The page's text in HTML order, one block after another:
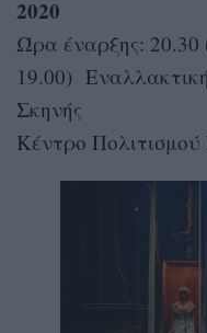
2020
Ώρα έναρξης: 20.30
19.00)
Σκηνής
Κέντρο